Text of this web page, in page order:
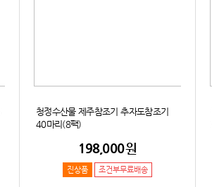
청정수산물 제주참조기 추자도참조기
40마리(8팩)
198,000원
진상품 조건부무료배송